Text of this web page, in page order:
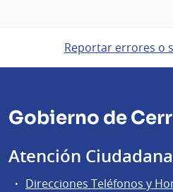
Reportar errores o
Gobierno de
Atención Ciudadana
Direcciones Teléfonos y